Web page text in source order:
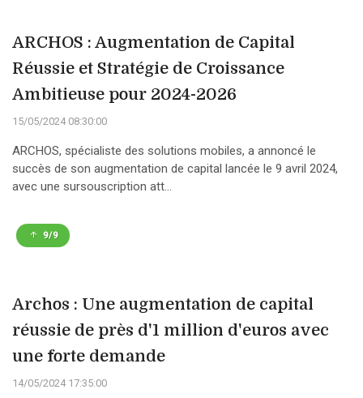
ARCHOS : Augmentation de Capital
Réussie et Stratégie de Croissance
Ambitieuse pour 2024-2026
15/05/2024 08:30:00
ARCHOS, spécialiste des solutions mobiles, a annoncé le
succès de son augmentation de capital lancée le 9 avril 2024,
avec une sursouscription att...
9/9
Archos : Une augmentation de capital
réussie de près d'1 million d'euros avec
une forte demande
14/05/2024 17:35:00